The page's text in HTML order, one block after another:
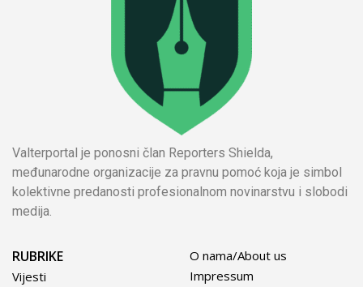
Valterportal je ponosni član Reporters Shielda,
međunarodne organizacije za pravnu pomoć koja je simbol
kolektivne predanosti profesionalnom novinarstvu i slobodi
medija.
RUBRIKE
Vijesti
O nama/About us
Impressum